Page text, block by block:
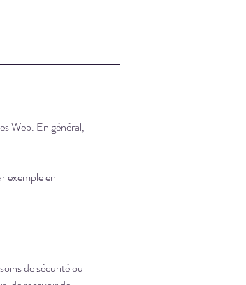
Web. En général,
exemple en
de sécurité ou